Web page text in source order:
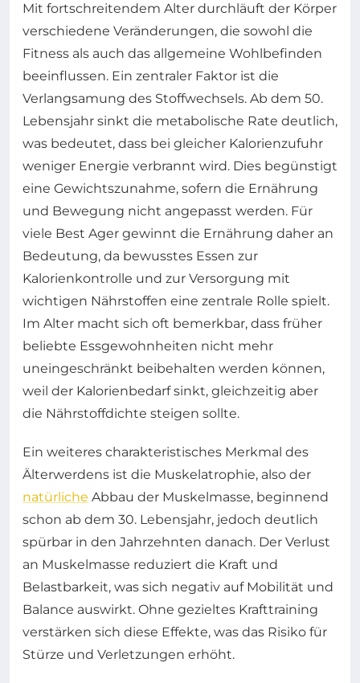
Mit fortschreitendem Alter durchläuft der Körper
verschiedene Veränderungen, die sowohl die
Fitness als auch das allgemeine Wohlbefinden
beeinflussen. Ein zentraler Faktor ist die
Verlangsamung des Stoffwechsels. Ab dem 50.
Lebensjahr sinkt die metabolische Rate deutlich,
was bedeutet, dass bei gleicher Kalorienzufuhr
weniger Energie verbrannt wird. Dies begünstigt
eine Gewichtszunahme, sofern die Ernährung
und Bewegung nicht angepasst werden. Für
viele Best Ager gewinnt die Ernährung daher an
Bedeutung, da bewusstes Essen zur
Kalorienkontrolle und zur Versorgung mit
wichtigen Nährstoffen eine zentrale Rolle spielt.
Im Alter macht sich oft bemerkbar, dass früher
beliebte Essgewohnheiten nicht mehr
uneingeschränkt beibehalten werden können,
weil der Kalorienbedarf sinkt, gleichzeitig aber
die Nährstoffdichte steigen sollte.
Ein weiteres charakteristisches Merkmal des
Älterwerdens ist die Muskelatrophie, also der
natürliche Abbau der Muskelmasse, beginnend
schon ab dem 30. Lebensjahr, jedoch deutlich
spürbar in den Jahrzehnten danach. Der Verlust
an Muskelmasse reduziert die Kraft und
Belastbarkeit, was sich negativ auf Mobilität und
Balance auswirkt. Ohne gezieltes Krafttraining
verstärken sich diese Effekte, was das Risiko für
Stürze und Verletzungen erhöht.